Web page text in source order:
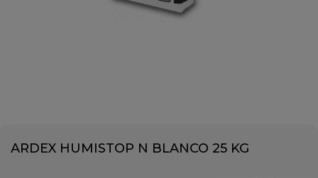
ARDEX HUMISTOP N BLANCO 25 KG